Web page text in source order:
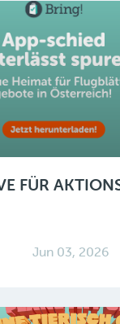
FÜR
Jun 03, 2026